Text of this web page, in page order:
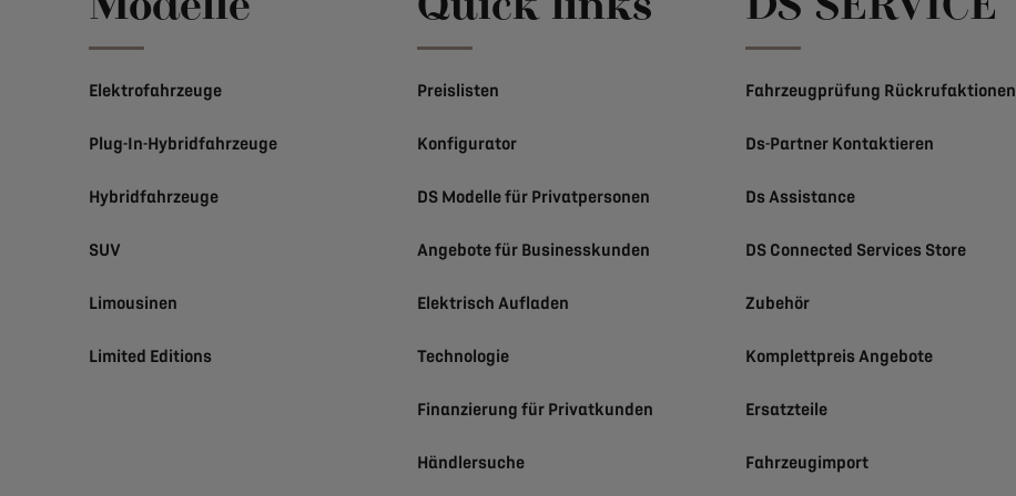
Elektrofahrzeuge
Plug-In-Hybridfahrzeuge
Hybridfahrzeuge
SUV
Limousinen
Limited Editions
Preislisten
Konfigurator
DS Modelle für Privatpersonen
Angebote für Businesskunden
Elektrisch Aufladen
Technologie
Finanzierung für Privatkunden
Händlersuche
Fahrzeugprüfung Rückrufaktionen
Ds-Partner Kontaktieren
Ds Assistance
DS Connected Services Store
Zubehör
Komplettpreis Angebote
Ersatzteile
Fahrzeugimport